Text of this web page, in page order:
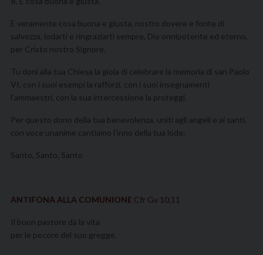
E veramente cosa buona e giusta, nostro dovere e fonte di
salvezza, lodarti e ringraziarti sempre, Dio onnipotente ed eterno,
per Cristo nostro Signore.
Tu doni alla tua Chiesa la gioia di celebrare la memoria di san Paolo
VI, con i suoi esempi la rafforzi, con i suoi insegnamenti
l’ammaestri, con la sua intercessione la proteggi.
Per questo dono della tua benevolenza, uniti agli angeli e ai santi,
con voce unanime cantiamo l’inno della tua lode:
Santo, Santo, Santo
ANTIFONA ALLA COMUNIONE Cfr Gv 10,11
Il buon pastore dà la vita
per le pecore del suo gregge.